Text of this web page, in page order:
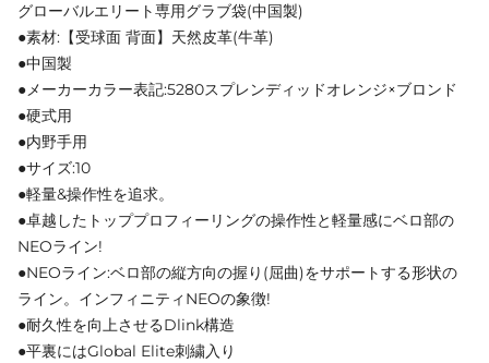
グローバルエリート専用グラブ袋(中国製)
●素材:【受球面 背面】天然皮革(牛革)
●中国製
●メーカーカラー表記:5280スプレンディッドオレンジ×ブロンド
●硬式用
●内野手用
●サイズ:10
●軽量&操作性を追求。
●卓越したトッププロフィーリングの操作性と軽量感にベロ部の
NEOライン!
●NEOライン:ベロ部の縦方向の握り(屈曲)をサポートする形状の
ライン。インフィニティNEOの象徴!
●耐久性を向上させるDlink構造
●平裏にはGlobal Elite刺繍入り